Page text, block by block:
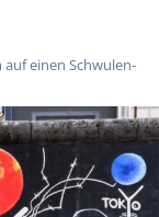
einen Schwulen-